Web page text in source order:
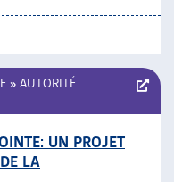
» AUTORITÉ
UN PROJET
LA